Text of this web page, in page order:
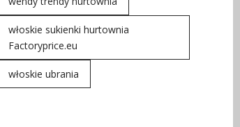
włoskie sukienki hurtownia
Factoryprice.eu
włoskie ubrania